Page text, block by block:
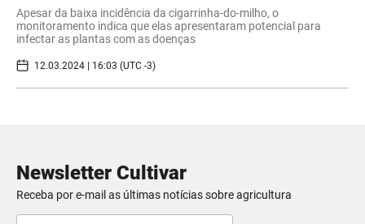
Apesar da baixa incidência da cigarrinha-do-milho, o
monitoramento indica que elas apresentaram potencial para
infectar as plantas com as doenças
12.03.2024 | 16:03 (UTC -3)
Newsletter Cultivar
Receba por e-mail as últimas notícias sobre agricultura